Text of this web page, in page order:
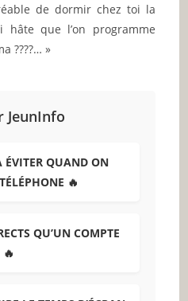
de dormir chez toi la
hâte que l’on programme
????… »
JeunInfo
ÉVITER QUAND ON
🔥
QU’UN COMPTE